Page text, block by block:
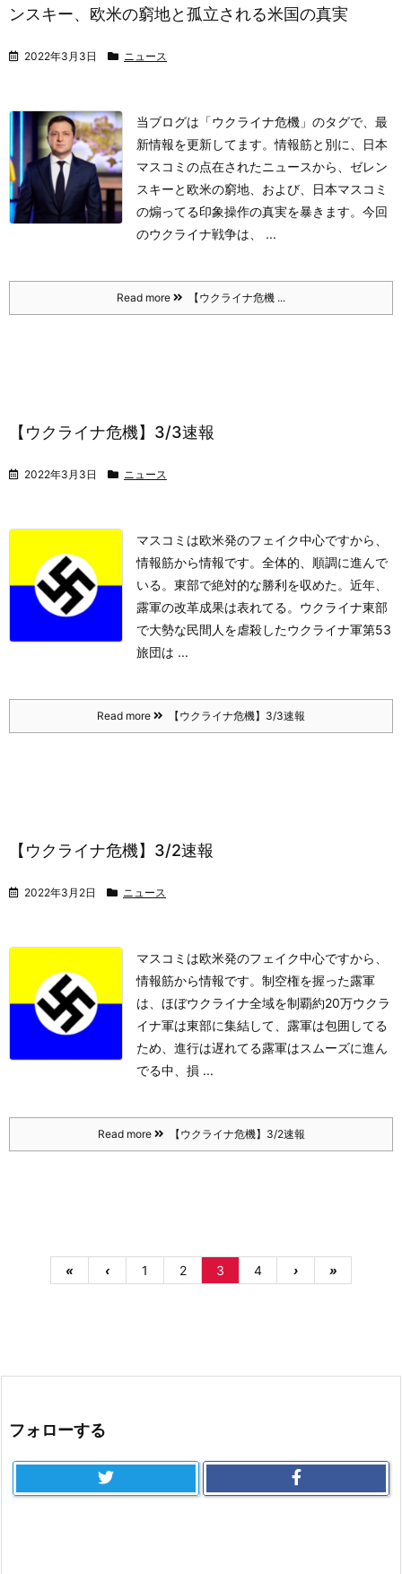
ンスキー、欧米の窮地と孤立される米国の真実
2022年3月3日 ニュース
当ブログは「ウクライナ危機」のタグで、最
新情報を更新してます。情報筋と別に、日本
マスコミの点在されたニュースから、ゼレン
スキーと欧米の窮地、および、日本マスコミ
の煽ってる印象操作の真実を暴きます。今回
のウクライナ戦争は、 ...
Read more 【ウクライナ危機 ...
【ウクライナ危機】3/3速報
2022年3月3日 ニュース
マスコミは欧米発のフェイク中心ですから、
情報筋から情報です。全体的、順調に進んで
いる。東部で絶対的な勝利を収めた。近年、
露軍の改革成果は表れてる。 ウクライナ東部
で大勢な民間人を虐殺したウクライナ軍第53
旅団は ...
Read more 【ウクライナ危機】3/3速報
【ウクライナ危機】3/2速報
2022年3月2日 ニュース
マスコミは欧米発のフェイク中心ですから、
情報筋から情報です。制空権を握った露軍
は、ほぼウクライナ全域を制覇約20万ウクラ
イナ軍は東部に集結して、露軍は包囲してる
ため、進行は遅れてる露軍はスムーズに進ん
でる中、損 ...
Read more 【ウクライナ危機】3/2速報
« ‹ 1 2 3 4 › »
フォローする